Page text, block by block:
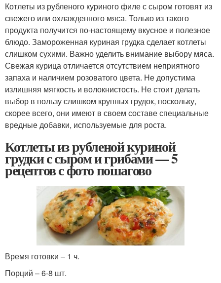
Котлеты из рубленого куриного филе с сыром готовят из
свежего или охлажденного мяса. Только из такого
продукта получится по-настоящему вкусное и полезное
блюдо. Замороженная куриная грудка сделает котлеты
слишком сухими. Важно уделить внимание выбору мяса.
Свежая курица отличается отсутствием неприятного
запаха и наличием розоватого цвета. Не допустима
излишняя мягкость и волокнистость. Не стоит делать
выбор в пользу слишком крупных грудок, поскольку,
скорее всего, они имеют в своем составе специальные
вредные добавки, используемые для роста.
Котлеты из рубленой куриной
грудки с сыром и грибами — 5
рецептов с фото пошагово
Время готовки – 1 ч.
Порций – 6-8 шт.